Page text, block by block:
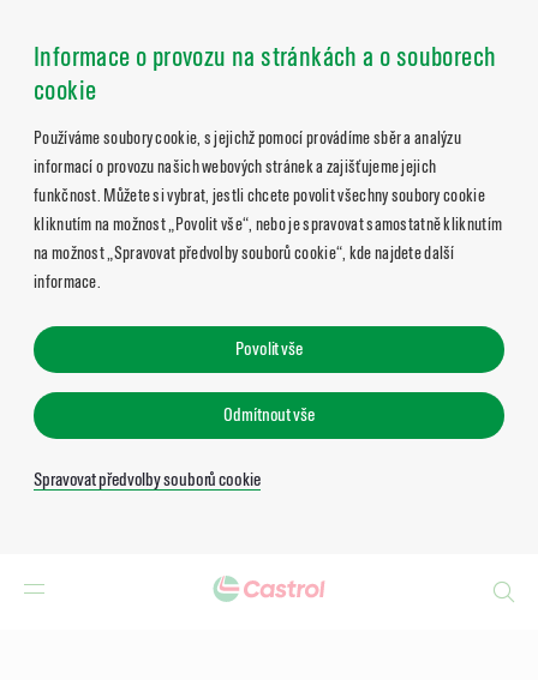
Informace o provozu na stránkách a o souborech
cookie
Používáme soubory cookie, s jejichž pomocí provádíme sběr a analýzu
informací o provozu našich webových stránek a zajišťujeme jejich
funkčnost. Můžete si vybrat, jestli chcete povolit všechny soubory cookie
kliknutím na možnost „Povolit vše“, nebo je spravovat samostatně kliknutím
na možnost „Spravovat předvolby souborů cookie“, kde najdete další
informace.
Povolit vše
Odmítnout vše
Spravovat předvolby souborů cookie